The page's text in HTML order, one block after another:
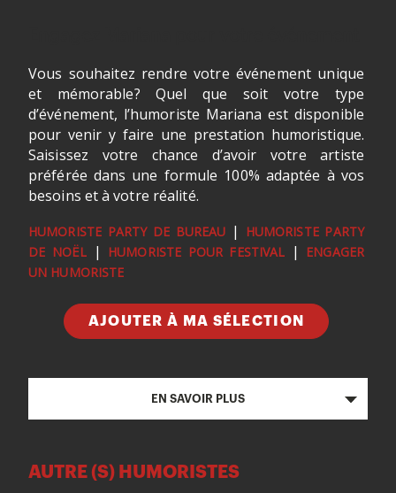
Vous souhaitez rendre votre événement unique
et mémorable? Quel que soit votre type
d’événement, l’humoriste Mariana est disponible
pour venir y faire une prestation humoristique.
Saisissez votre chance d’avoir votre artiste
préférée dans une formule 100% adaptée à vos
besoins et à votre réalité.
HUMORISTE PARTY DE BUREAU |
HUMORISTE PARTY
DE NOËL | HUMORISTE POUR FESTIVAL |
ENGAGER
UN HUMORISTE
AJOUTER À MA SÉLECTION
EN SAVOIR PLUS
AUTRE (S) HUMORISTES